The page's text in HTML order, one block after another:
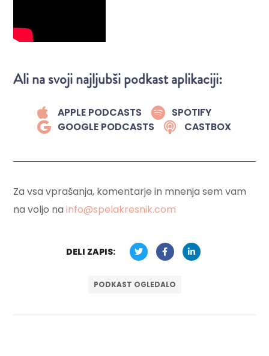
Ali na svoji najljubši podkast aplikaciji:
APPLE PODCASTS
SPOTIFY
GOOGLE PODCASTS
CASTBOX
Za vsa vprašanja, komentarje in mnenja sem vam
na voljo nainfo@spelakresnik.com
DELI ZAPIS:
PODKAST OGLEDALO